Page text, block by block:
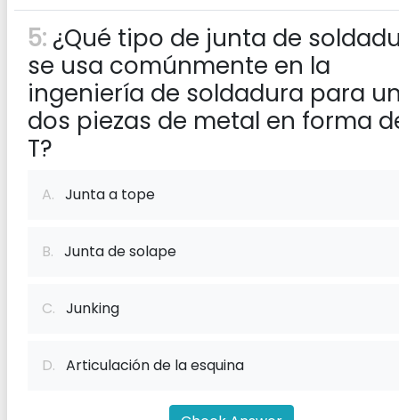
5: ¿Qué tipo de junta de
se usa comúnmente en la
ingeniería de soldadura para
dos piezas de metal en forma
T?
A. Junta a tope
B. Junta de solape
C. Junking
D. Articulación de la esquina